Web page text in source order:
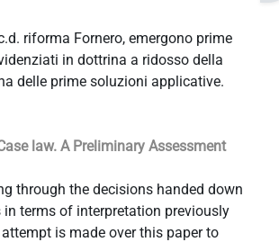
riforma Fornero, emergono prime
in dottrina a ridosso della
delle prime soluzioni applicative.
law. A Preliminary Assessment
through the decisions handed down
terms of interpretation previously
is made over this paper to